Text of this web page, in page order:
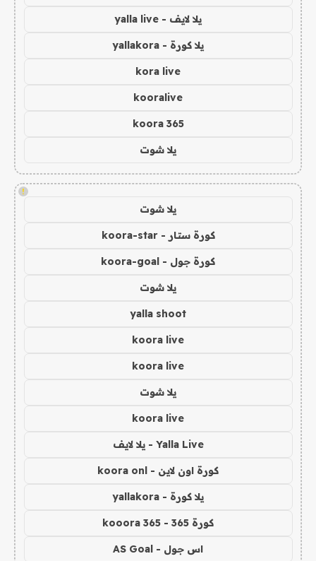
يلا لايف - yalla live
يلا كورة - yallakora
kora live
kooralive
koora 365
يلا شوت
!
يلا شوت
كورة ستار - koora-star
كورة جول - koora-goal
يلا شوت
yalla shoot
koora live
koora live
يلا شوت
koora live
Yalla Live - يلا لايف
كورة اون لاين - koora onl
يلا كورة - yallakora
كورة 365 - kooora 365
اس جول - AS Goal